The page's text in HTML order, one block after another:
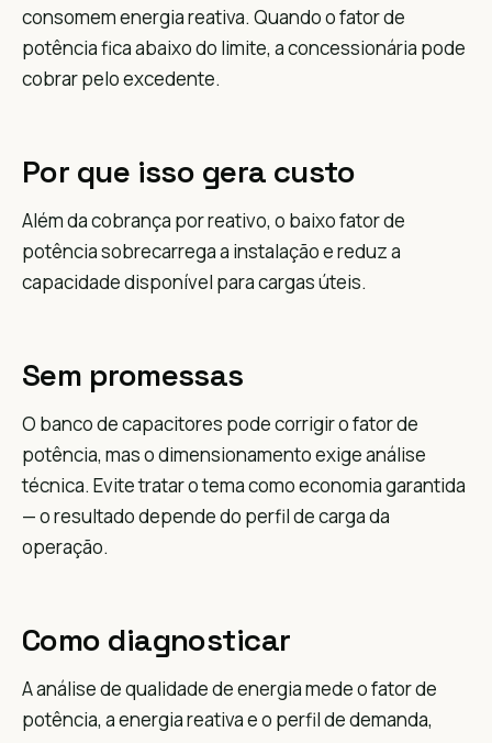
consomem energia reativa. Quando o fator de
potência fica abaixo do limite, a concessionária pode
cobrar pelo excedente.
Por que isso gera custo
Além da cobrança por reativo, o baixo fator de
potência sobrecarrega a instalação e reduz a
capacidade disponível para cargas úteis.
Sem promessas
O banco de capacitores pode corrigir o fator de
potência, mas o dimensionamento exige análise
técnica. Evite tratar o tema como economia garantida
— o resultado depende do perfil de carga da
operação.
Como diagnosticar
A análise de qualidade de energia mede o fator de
potência, a energia reativa e o perfil de demanda,